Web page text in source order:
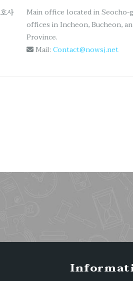
사
Main office located in Seocho-
offices in Incheon, Bucheon,
Province.
Mail: Contact@nowsj.net